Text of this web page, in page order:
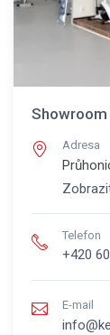
Showroom
Adresa
Telefon
+420
E-mail